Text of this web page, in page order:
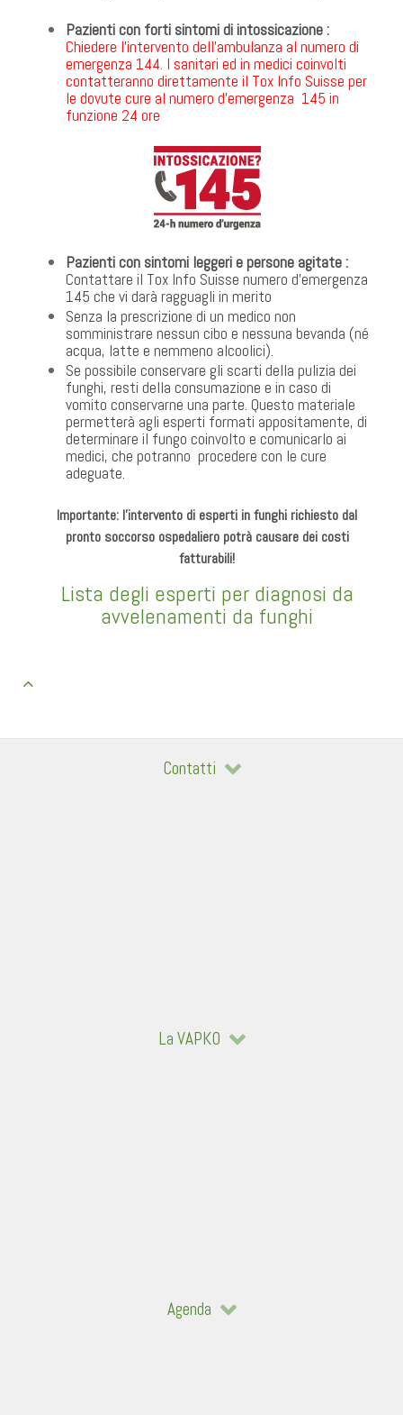
Pazienti con forti sintomi di intossicazione :
Chiedere l’intervento dell’ambulanza al numero di
emergenza 144. I sanitari ed in medici coinvolti
contatteranno direttamente il Tox Info Suisse per
le dovute cure al numero d’emergenza 145 in
funzione 24 ore
Pazienti con sintomi leggeri e persone agitate :
Contattare il Tox Info Suisse numero d’emergenza
145 che vi darà ragguagli in merito
Senza la prescrizione di un medico non
somministrare nessun cibo e nessuna bevanda (né
acqua, latte e nemmeno alcoolici).
Se possibile conservare gli scarti della pulizia dei
funghi, resti della consumazione e in caso di
vomito conservarne una parte. Questo materiale
permetterà agli esperti formati appositamente, di
determinare il fungo coinvolto e comunicarlo ai
medici, che potranno procedere con le cure
adeguate.
Importante: l’intervento di esperti in funghi richiesto dal
pronto soccorso ospedaliero potrà causare dei costi
fatturabili!
Lista degli esperti per diagnosi da
avvelenamenti da funghi
Contatti
La VAPKO
Agenda